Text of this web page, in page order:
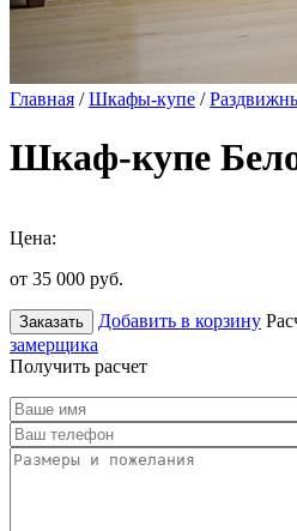
Главная /Шкафы-купе /
Шкаф-купе
Цена:
от 35 000 руб.
Заказать Добавить в корзину
замерщика
Получить расчет